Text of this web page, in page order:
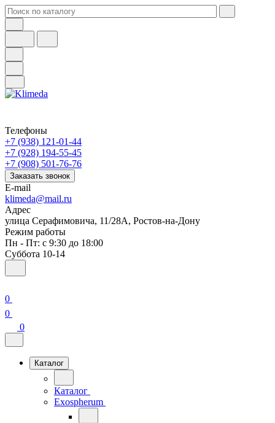
Телефоны
+7 (938) 121-01-44
+7 (928) 194-55-45
+7 (908) 501-76-76
Заказать звонок
E-mail
klimeda@mail.ru
Адрес
улица Серафимовича, 11/28А, Ростов-на-Дону
Режим работы
Пн - Пт: с 9:30 до 18:00
Суббота 10-14
0
0
0
Каталог
Каталог
Exospherum